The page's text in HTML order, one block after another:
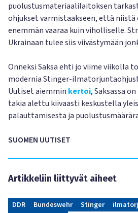
puolustusmateriaalilaitoksen
ohjukset varmistaakseen, että
enemmän vaaraa kuin viholliselle.
Ukrainaan tulee siis viivästymään
Onneksi Saksa ehti jo viime viikolla
modernia Stinger-
Uutiset aiemmin kertoi, Saksassa
takia alettu kiivaasti keskustella
palauttamisesta ja
SUOMEN UUTISET
Artikkeliin liittyvät aiheet
DDR Bundeswehr Stinger